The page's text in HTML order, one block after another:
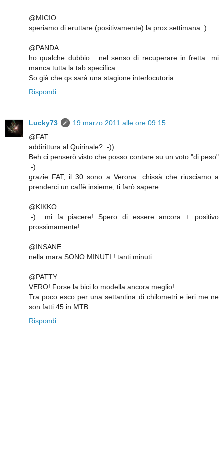
@MICIO
speriamo di eruttare (positivamente) la prox settimana :)
@PANDA
ho qualche dubbio ...nel senso di recuperare in fretta...mi
manca tutta la tab specifica...
So già che qs sarà una stagione interlocutoria...
Rispondi
Lucky73
19 marzo 2011 alle ore 09:15
@FAT
addirittura al Quirinale? :-))
Beh ci penserò visto che posso contare su un voto "di peso"
:-)
grazie FAT, il 30 sono a Verona...chissà che riusciamo a
prenderci un caffè insieme, ti farò sapere...
@KIKKO
:-) ..mi fa piacere! Spero di essere ancora + positivo
prossimamente!
@INSANE
nella mara SONO MINUTI ! tanti minuti ...
@PATTY
VERO! Forse la bici lo modella ancora meglio!
Tra poco esco per una settantina di chilometri e ieri me ne
son fatti 45 in MTB ...
Rispondi